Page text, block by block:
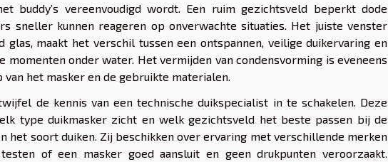
buddy’s vereenvoudigd wordt. Een ruim gezichtsveld beperkt dode
sneller kunnen reageren op onverwachte situaties. Het juiste venster
glas, maakt het verschil tussen een ontspannen, veilige duikervaring en
onder water. Het vermijden van condensvorming is eveneens
het masker en de gebruikte materialen.
de kennis van een technische duikspecialist in te schakelen. Deze
type duikmasker zicht en welk gezichtsveld het beste passen bij de
het soort duiken. Zij beschikken over ervaring met verschillende merken
of een masker goed aansluit en geen drukpunten veroorzaakt.